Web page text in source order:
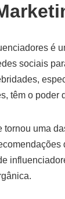
é
sociais
têm o poder
tornou uma